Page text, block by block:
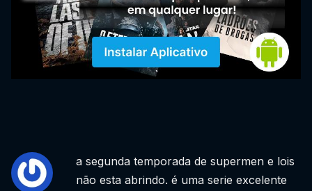
a segunda temporada de supermen e lois
não esta abrindo. é uma serie excelente